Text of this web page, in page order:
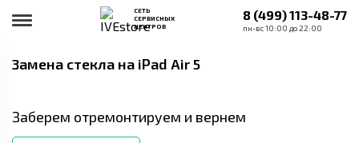
СЕТЬ
СЕРВИСНЫХ
ЦЕНТРОВ
8 (499) 113-48-77
пн-вс 10:00 до 22:00
Замена стекла на iPad Air 5
Заберем отремонтируем и вернем